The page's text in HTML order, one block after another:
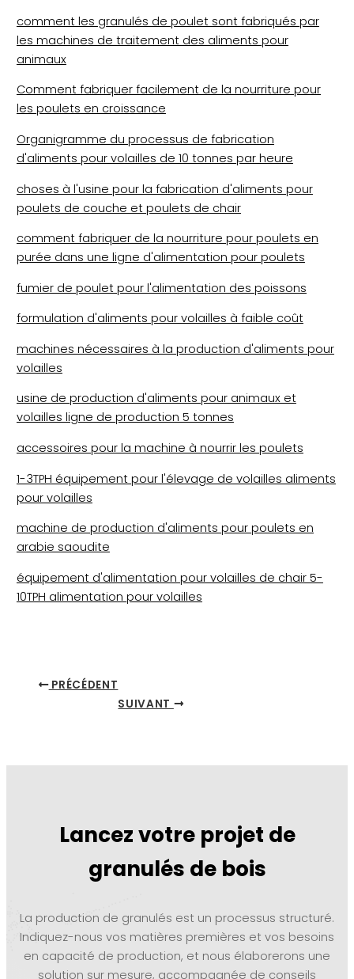
comment les granulés de poulet sont fabriqués par
les machines de traitement des aliments pour
animaux
Comment fabriquer facilement de la nourriture pour
les poulets en croissance
Organigramme du processus de fabrication
d'aliments pour volailles de 10 tonnes par heure
choses à l'usine pour la fabrication d'aliments pour
poulets de couche et poulets de chair
comment fabriquer de la nourriture pour poulets en
purée dans une ligne d'alimentation pour poulets
fumier de poulet pour l'alimentation des poissons
formulation d'aliments pour volailles à faible coût
machines nécessaires à la production d'aliments pour
volailles
usine de production d'aliments pour animaux et
volailles ligne de production 5 tonnes
accessoires pour la machine à nourrir les poulets
1-3TPH équipement pour l'élevage de volailles aliments
pour volailles
machine de production d'aliments pour poulets en
arabie saoudite
équipement d'alimentation pour volailles de chair 5-
10TPH alimentation pour volailles
PRÉCÉDENT
SUIVANT
Lancez votre projet de
granulés de bois
La production de granulés est un processus structuré.
Indiquez-nous vos matières premières et vos besoins
en capacité de production, et nous élaborerons une
solution sur mesure, accompagnée de conseils